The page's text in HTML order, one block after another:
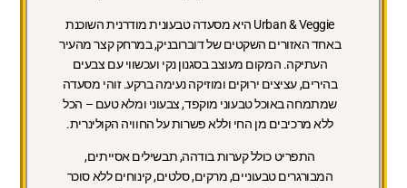
Urban & Veggie היא מסעדה טבעונית מודרנית השוכנת
באחד האזורים השקטים של דוברובניק, במרחק קצר מהעיר
העתיקה. המקום מעוצב בסגנון נקי ועכשווי עם צבעים
בהירים, עציצים ירוקים ומוזיקה נעימה ברקע. זוהי מסעדה
שמתמחה באוכל טבעוני מוקפד, צבעוני ומלא טעם – הכל
ללא מרכיבים מן החי וללא פשרות על החוויה הקולינרית.
התפריט כולל קערות בודהה, תבשילים אסייתים,
המבורגרים טבעוניים, מרקים, סלטים, קינוחים ללא סוכר